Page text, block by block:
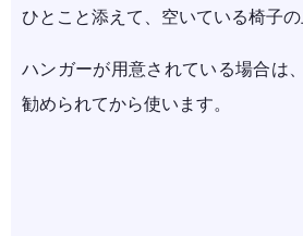
ひとこと添えて、空いている椅子の
ハンガーが用意されている場合は
勧められてから使います。